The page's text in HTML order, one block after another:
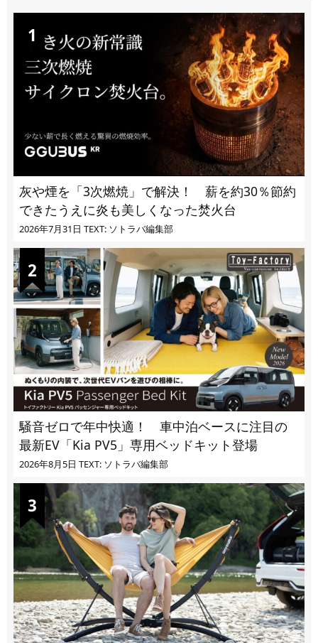
灰や煙を「3次燃焼」で解決！ 薪を約30％節約
できたうえに炎も美しくなった焚火台
2026年7月31日 TEXT: ソトラバ編集部
騒音ゼロで年中快適！ 車中泊ベースに注目の
最新EV「Kia PV5」専用ベッドキット登場
2026年8月5日 TEXT: ソトラバ編集部